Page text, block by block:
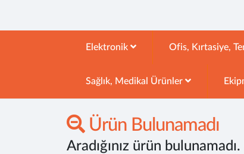
Elektronik Ofis, Kırtasiye,
Sağlık, Medikal Ürünler
Ürün Bulunamadı
Aradığınız ürün